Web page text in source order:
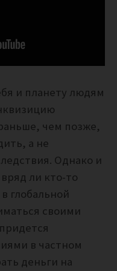
и планету людям
чем позже,
а не
Однако и
ли кто-то
глобальной
своими
в частном
деньги на